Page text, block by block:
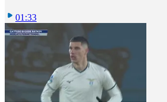
01:33